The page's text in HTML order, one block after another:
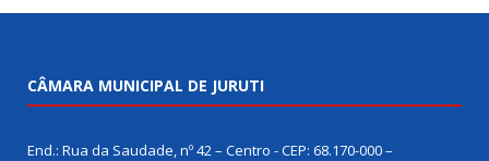
CÂMARA MUNICIPAL DE JURUTI
End.: Rua da Saudade, nº 42 – Centro - CEP: 68.170-000 –